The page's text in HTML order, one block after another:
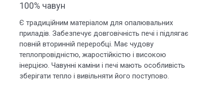
100% чавун
Є традиційним матеріалом для опалювальних
приладів. Забезпечує довговічність печі і підлягає
повній вторинній переробці. Має чудову
теплопровідністю, жаростійкістю і високою
інерцією. Чавунні каміни і печі мають особливість
зберігати тепло і вивільняти його поступово.